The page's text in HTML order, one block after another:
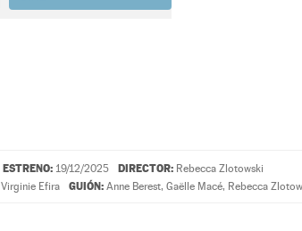
ESTRENO: 19/12/2025 DIRECTOR: Rebecca Zlotowski
Virginie Efira GUIÓN: Anne Berest, Gaëlle Macé, Rebecca